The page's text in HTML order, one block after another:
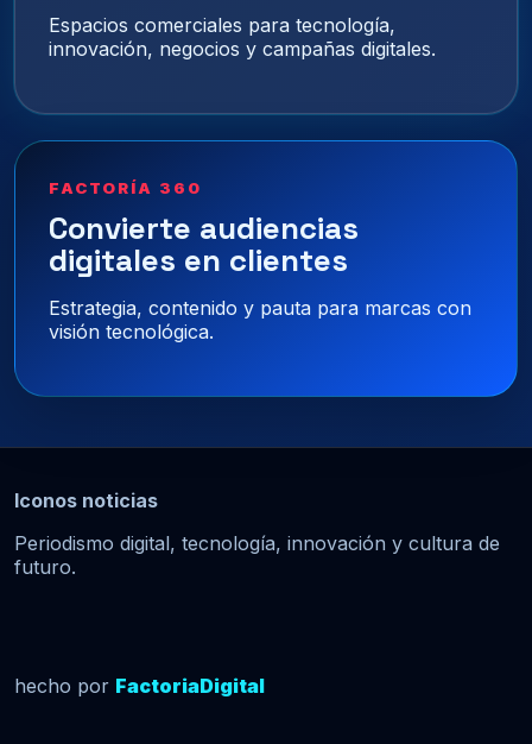
Espacios comerciales para tecnología,
innovación, negocios y campañas digitales.
FACTORÍA 360
Convierte audiencias
digitales en clientes
Estrategia, contenido y pauta para marcas con
visión tecnológica.
Iconos noticias
Periodismo digital, tecnología, innovación y cultura de
futuro.
hecho por FactoriaDigital